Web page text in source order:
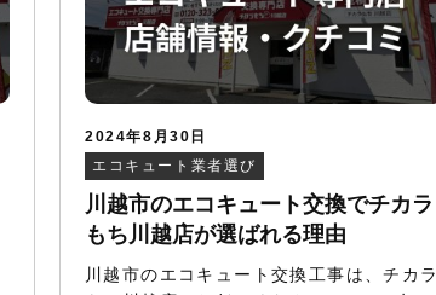
2024年8月30日
エコキュート業者選び
川越市のエコキュート交換でチカラ
もち川越店が選ばれる理由
川越市のエコキュート交換工事は、チカラ